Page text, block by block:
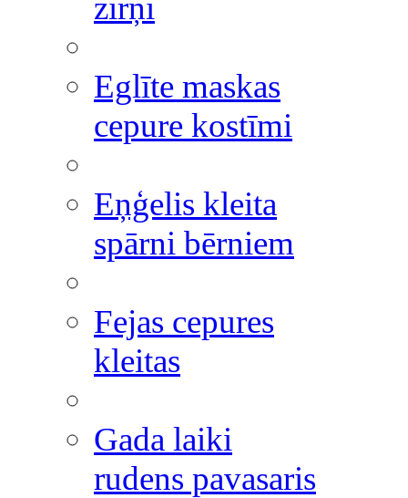
zirņi
Eglīte maskas
cepure kostīmi
Eņģelis kleita
spārni bērniem
Fejas cepures
kleitas
Gada laiki
rudens pavasaris